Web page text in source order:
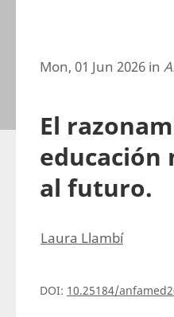
Mon, 01 Jun 2026 in
El
educación
al futuro.
Laura Llambí
DOI: 10.25184/